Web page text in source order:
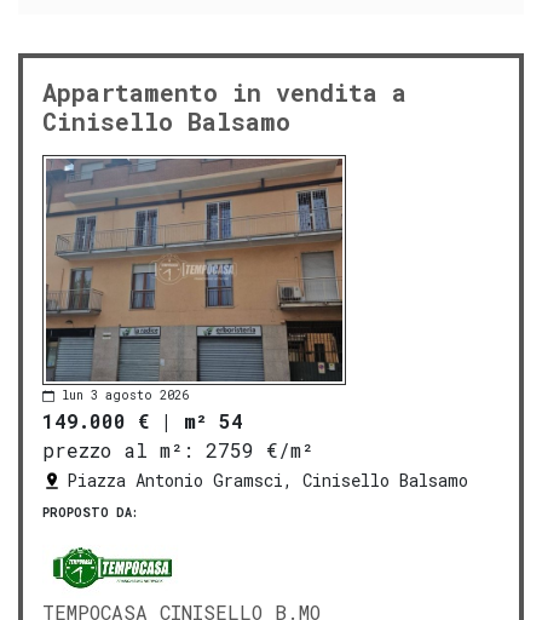
Appartamento in vendita a
Cinisello Balsamo
lun 3 agosto 2026
149.000 € | m² 54
prezzo al m²:
2759 €/m²
Piazza Antonio Gramsci, Cinisello Balsamo
PROPOSTO DA:
TEMPOCASA CINISELLO B.MO